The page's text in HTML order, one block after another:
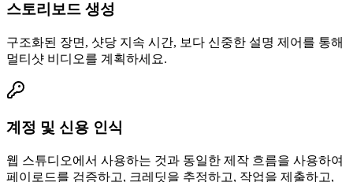
스토리보드 생성
구조화된 장면, 샷당 지속 시간, 보다 신중한 설명 제어를 통해
멀티샷 비디오를 계획하세요.
계정 및 신용 인식
웹 스튜디오에서 사용하는 것과 동일한 제작 흐름을 사용하여
페이로드를 검증하고, 크레딧을 추정하고, 작업을 제출하고,